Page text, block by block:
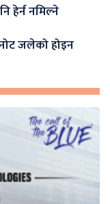
हेर्न नमिल्ने
जलेको होइन